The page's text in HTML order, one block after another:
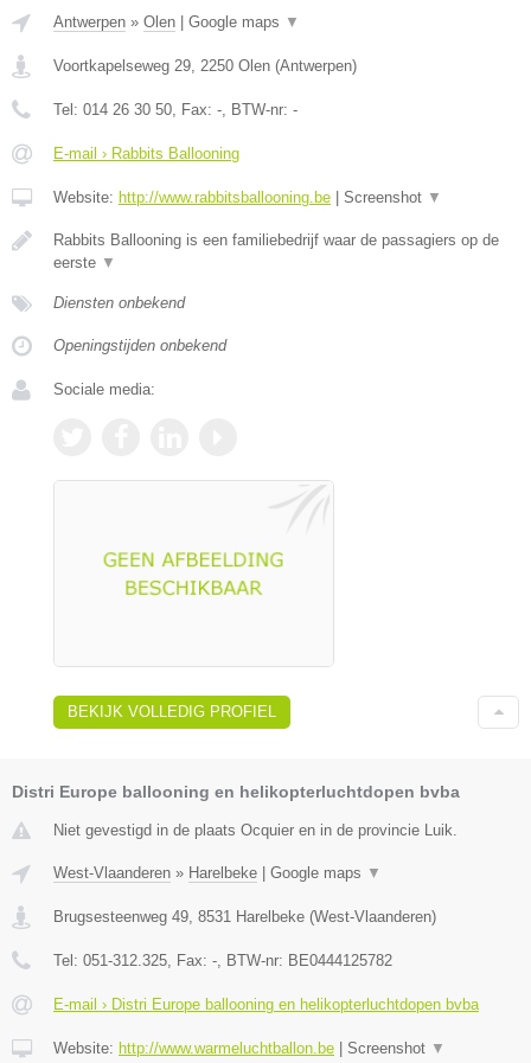
Antwerpen » Olen | Google maps ▼
Voortkapelseweg 29 2250 Olen (Antwerpen)
Tel: 014 26 30 50 , Fax: - , BTW-nr: -
E-mail › Rabbits Ballooning
Website: http://www.rabbitsballooning.be | Screenshot ▼
Rabbits Ballooning is een familiebedrijf waar de passagiers op de
eerste ▼
Diensten onbekend
Openingstijden onbekend
Sociale media:
BEKIJK VOLLEDIG PROFIEL
Distri Europe ballooning en helikopterluchtdopen bvba
Niet gevestigd in de plaats Ocquier en in de provincie Luik.
West-Vlaanderen » Harelbeke Google maps ▼
Brugsesteenweg 49, 8531 Harelbeke (West-Vlaanderen)
Tel: 051-312.325, Fax: -, BTW-nr: BE0444125782
E-mail › Distri Europe ballooning en helikopterluchtdopen bvba
Website: http://www.warmeluchtballon.be Screenshot ▼